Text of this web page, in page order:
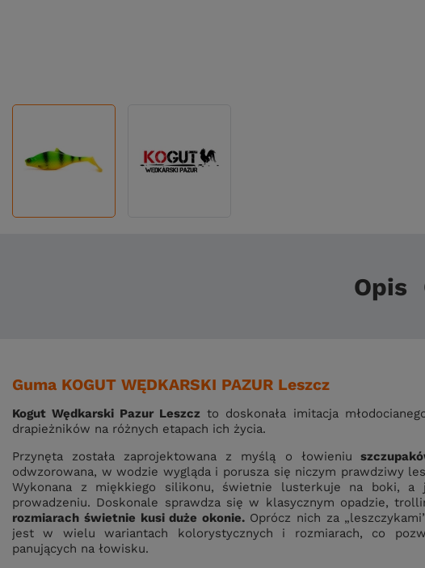
Opis
Guma KOGUT WĘDKARSKI PAZUR Leszcz
Kogut Wędkarski Pazur Leszcz to doskonała imitacja
drapieżników na różnych etapach ich życia.
Przynęta została zaprojektowana z myślą o łowieniu
odwzorowana, w wodzie wygląda i porusza się niczym prawdziwy
Wykonana z miękkiego silikonu, świetnie lusterkuje na boki, a
prowadzeniu. Doskonale sprawdza się w klasycznym opadzie,
rozmiarach świetnie kusi duże okonie. Oprócz nich za
jest w wielu wariantach kolorystycznych i rozmiarach, co
panujących na łowisku.